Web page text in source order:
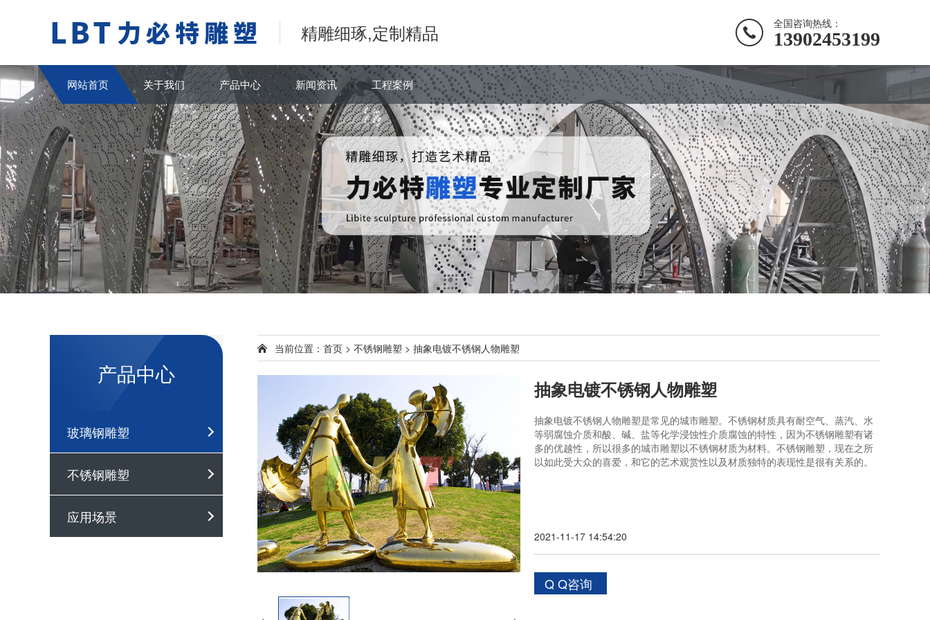
精雕细琢,定制精品 全国咨询热线：
13902453199
网站首页 关于我们 产品中心 新闻资讯 工程案例
产品中心
玻璃钢雕塑
不锈钢雕塑
应用场景
当前位置： 首页 > 不锈钢雕塑 > 抽象电镀不锈钢人物雕塑
抽象电镀不锈钢人物雕塑
抽象电镀不锈钢人物雕塑是常见的城市雕塑。不锈钢材质具有耐空气、蒸汽、水
等弱腐蚀介质和酸、碱、盐等化学浸蚀性介质腐蚀的特性，因为不锈钢雕塑有诸
多的优越性，所以很多的城市雕塑以不锈钢材质为材料。不锈钢雕塑，现在之所
以如此受大众的喜爱，和它的艺术观赏性以及材质独特的表现性是很有关系的。
2021-11-17 14:54:20
Q Q咨询